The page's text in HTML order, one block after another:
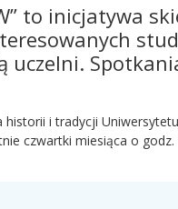
to inicjatywa
i tradycji
czwartki miesiąca o godz.